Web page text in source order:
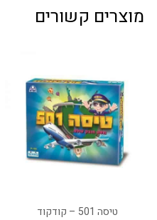
מוצרים קשורים
טיסה 501 – קודקוד